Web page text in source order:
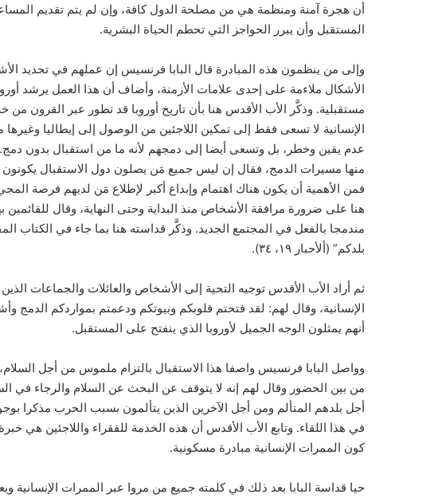
أن هجرة آمنة ومنظمة هي من مصلحة الدول كافة، وإن لم يتم تقديم
المستقبل وأن يبرر الحواجز التي تحطم الحياة البشرية.
وإلى من ينظمون هذه المبادرة قال البابا فرنسيس إن عملهم في تحديد
الأشكال ملاءمة على إحدى علامات الأزمنة، وأضاف أن هذا العمل يرشد
مستقبلية. وذكَّر الأب الأقدس هنا بأن تاريخ أوروبا قد تطور عبر القرون
الإنسانية لا تسعى فقط إلى تمكين اللاجئين من الوصول إلى إيطاليا
عدم يقين وخطر، بل وتسعى أيضا إلى دمجهم لأنه ما من استقبال بدون دمج.
منها مسيرات الدمج، فقال إن ليس جميع مَن يصلون دول الاستقبال يكونون
فمن الأهمية أن يكون هناك اهتمام وإبداع أكبر لإطلاع مَن لديهم فرصة
هنا على ضرورة مرافقة الأشخاص منذ البداية وحتى النهاية، وقال
مندمجا بالفعل في المجتمع الجديد. وذكَّر قداسته هنا بما جاء في الكتاب
بلدكم” (ألأحبار ١٩، ٣٤).
ثم أراد الأب الأقدس توجيه التحية إلى الأشخاص والعائلات والجماعات
الإنسانية، وقال لهم: لقد فتحتم قلوبكم وبيوتكم ودعمتم بمواردكم الدمج
أنهم يمثلون الوجه الجميل لأوروبا الذي ينفتح على المستقبل.
وواصل البابا فرنسيس واصفا هذا الاستقبال بالتزام ملموس من أجل السلام،
من بين الحضور وقال لهم إنه لا يتوقف عن البحث عن السلام والرجاء في
أجل بلدهم المتألم ومن أجل الآخرين الذين يتألمون بسبب الحرب مذكرا
في هذا اللقاء. وتابع الأب الأقدس أن هذه الخدمة للفقراء واللاجئين هي
كون الممرات الإنسانية مبادرة مسكونية.
حيا قداسة البابا بعد ذلك في كلمته جميع من مروا عبر الممرات الإنسانية